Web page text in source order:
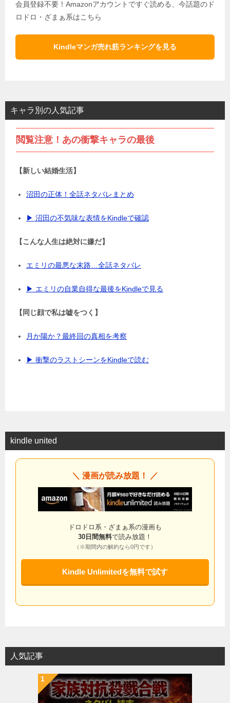
会員登録不要！Amazonアカウントですぐ読める、今話題のド
ロドロ・ざまぁ系はこちら
Kindleマンガ売れ筋ランキングを見る
キャラ別の人気記事
閲覧注意！あの衝撃キャラの最後
【新しい結婚生活】
沼田の正体！全話ネタバレまとめ
▶ 沼田の不気味な表情をKindleで確認
【こんな人生は絶対に嫌だ】
エミリの最悪な末路…全話ネタバレ
▶ エミリの自業自得な最後をKindleで見る
【同じ顔で私は嘘をつく】
月か陽か？最終回の真相を考察
▶ 衝撃のラストシーンをKindleで読む
kindle united
＼ 漫画が読み放題！ ／
ドロドロ系・ざまぁ系の漫画も
30日間無料で読み放題！
（※期間内の解約なら0円です）
Kindle Unlimitedを無料で試す
人気記事